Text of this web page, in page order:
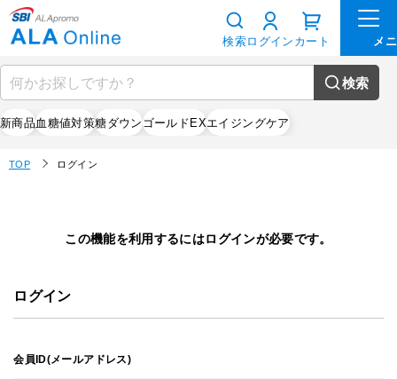
検索
新商品血糖値対策糖ダウンゴールドEXエイジングケア
検索ログイン カート
TOP ログイン
この機能を利用するにはログインが必要です。
ログイン
会員ID(メールアドレス)